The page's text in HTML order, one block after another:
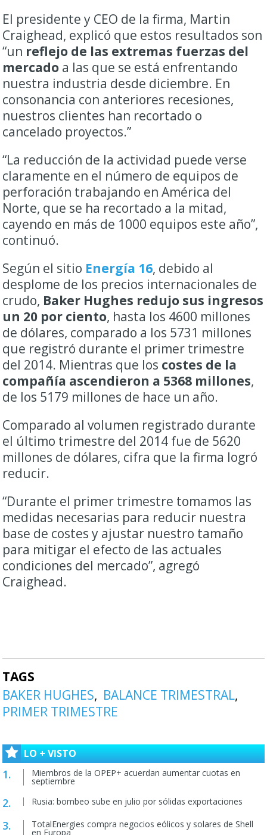
El presidente y CEO de la firma, Martin
Craighead, explicó que estos resultados son
“un reflejo de las extremas fuerzas del
mercado a las que se está enfrentando
nuestra industria desde diciembre. En
consonancia con anteriores recesiones,
nuestros clientes han recortado o
cancelado proyectos.”
“La reducción de la actividad puede verse
claramente en el número de equipos de
perforación trabajando en América del
Norte, que se ha recortado a la mitad,
cayendo en más de 1000 equipos este año”,
continuó.
Según el sitio Energía 16, debido al
desplome de los precios internacionales de
crudo, Baker Hughes redujo sus ingresos
un 20 por ciento, hasta los 4600 millones
de dólares, comparado a los 5731 millones
que registró durante el primer trimestre
del 2014. Mientras que los costes de la
compañía ascendieron a 5368 millones,
de los 5179 millones de hace un año.
Comparado al volumen registrado durante
el último trimestre del 2014 fue de 5620
millones de dólares, cifra que la firma logró
reducir.
“Durante el primer trimestre tomamos las
medidas necesarias para reducir nuestra
base de costes y ajustar nuestro tamaño
para mitigar el efecto de las actuales
condiciones del mercado”, agregó
Craighead.
TAGS
BAKER HUGHES
BALANCE TRIMESTRAL
PRIMER TRIMESTRE
LO + VISTO
Miembros de la OPEP+ acuerdan aumentar cuotas en
septiembre
Rusia: bombeo sube en julio por sólidas exportaciones
TotalEnergies compra negocios eólicos y solares de Shell
en Europa